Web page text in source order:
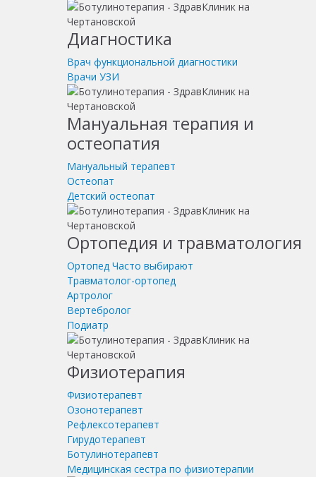
Диагностика
Врач функциональной диагностики
Врачи УЗИ
Мануальная терапия и
остеопатия
Мануальный терапевт
Остеопат
Детский остеопат
Ортопедия и травматология
Ортопед Часто выбирают
Травматолог-ортопед
Артролог
Вертебролог
Подиатр
Физиотерапия
Физиотерапевт
Озонотерапевт
Рефлексотерапевт
Гирудотерапевт
Ботулинотерапевт
Медицинская сестра по физиотерапии